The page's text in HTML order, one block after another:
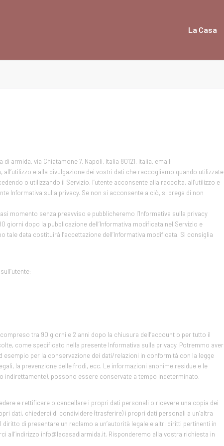
La Casa
armida, via Chiatamone 7, Napoli, Italia 80121, Italia, email:
e alla divulgazione dei vostri dati che raccogliamo quando utilizzate
o utilizzando il Servizio, l’utente acconsente alla raccolta, all’utilizzo e
Informativa sulla privacy. Se non si acconsente a ciò, si prega di non
momento senza preavviso e pubblicheremo l’Informativa sulla privacy
giorni dopo la pubblicazione dell’Informativa modificata nel Servizio e
tale data costituirà l’accettazione dell’Informativa modificata. Si consiglia
tra 90 giorni e 2 anni dopo la chiusura dell’account o per tutto il
come specificato nella presente Informativa sulla privacy. Potremmo aver
per la conservazione dei dati/relazioni in conformità con la legge
la prevenzione delle frodi, ecc. Le informazioni anonime residue e le
indirettamente), possono essere conservate a tempo indeterminato.
e rettificare o cancellare i propri dati personali o ricevere una copia dei
dati, chiederci di condividere (trasferire) i propri dati personali a un’altra
di presentare un reclamo a un’autorità legale e altri diritti pertinenti in
all’indirizzo info@lacasadiarmida.it. Risponderemo alla vostra richiesta in